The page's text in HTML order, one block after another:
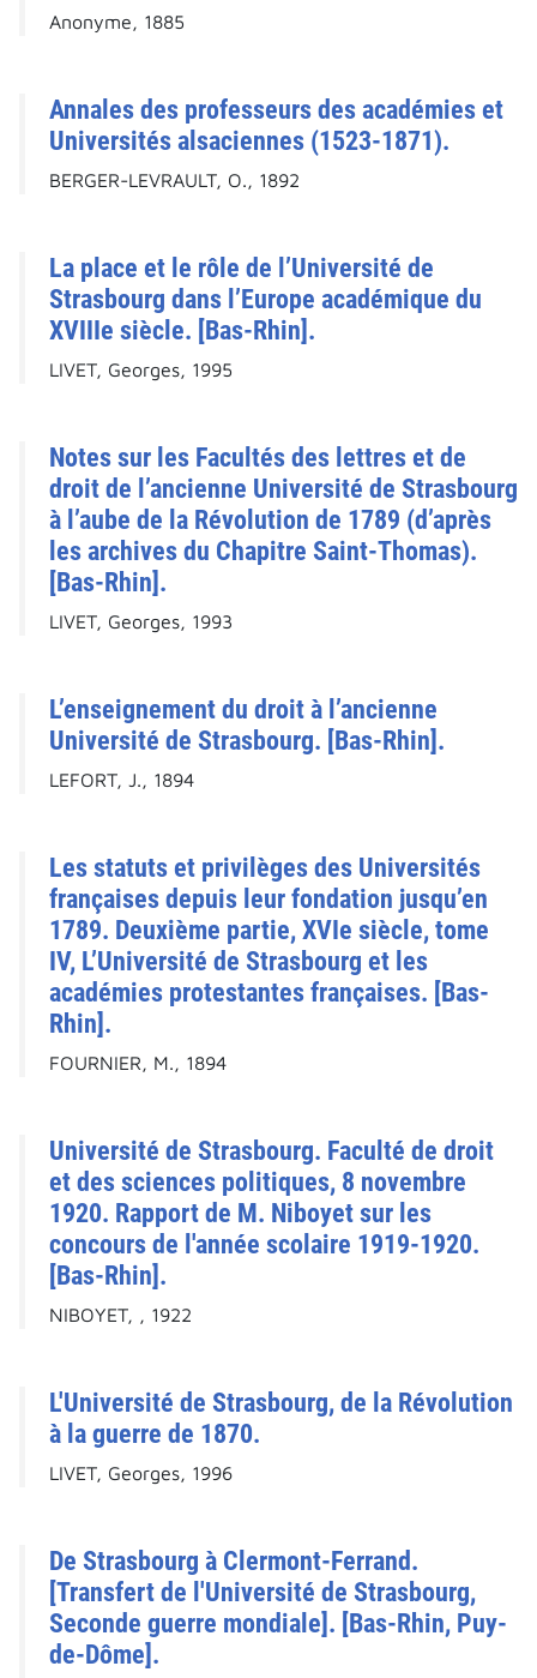
Anonyme, 1885
Annales des professeurs des académies et
Universités alsaciennes (1523-1871).
BERGER-LEVRAULT, O., 1892
La place et le rôle de l’Université de
Strasbourg dans l’Europe académique du
XVIIIe siècle. [Bas-Rhin].
LIVET, Georges, 1995
Notes sur les Facultés des lettres et de
droit de l’ancienne Université de Strasbourg
à l’aube de la Révolution de 1789 (d’après
les archives du Chapitre Saint-Thomas).
[Bas-Rhin].
LIVET, Georges, 1993
L’enseignement du droit à l’ancienne
Université de Strasbourg. [Bas-Rhin].
LEFORT, J., 1894
Les statuts et privilèges des Universités
françaises depuis leur fondation jusqu’en
1789. Deuxième partie, XVIe siècle, tome
IV, L’Université de Strasbourg et les
académies protestantes françaises. [Bas-
Rhin].
FOURNIER, M., 1894
Université de Strasbourg. Faculté de droit
et des sciences politiques, 8 novembre
1920. Rapport de M. Niboyet sur les
concours de l'année scolaire 1919-1920.
[Bas-Rhin].
NIBOYET, , 1922
L'Université de Strasbourg, de la Révolution
à la guerre de 1870.
LIVET, Georges, 1996
De Strasbourg à Clermont-Ferrand.
[Transfert de l'Université de Strasbourg,
Seconde guerre mondiale]. [Bas-Rhin, Puy-
de-Dôme].